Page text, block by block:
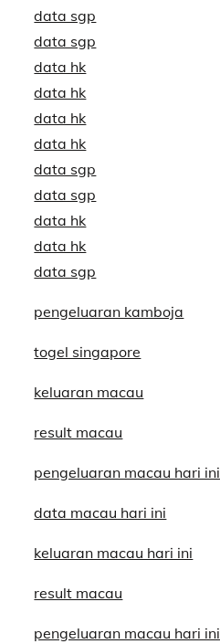
data sgp
data sgp
data hk
data hk
data hk
data hk
data sgp
data sgp
data hk
data hk
data sgp
pengeluaran kamboja
togel singapore
keluaran macau
result macau
pengeluaran macau hari ini
data macau hari ini
keluaran macau hari ini
result macau
pengeluaran macau hari ini